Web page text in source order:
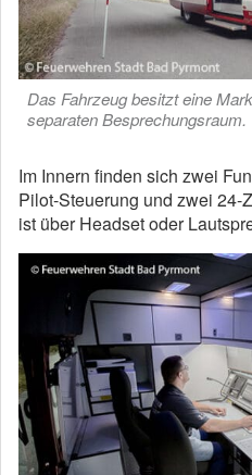
Das Fahrzeug besitzt eine
separaten Besprechungsraum.
Im Innern finden sich zwei
Pilot-Steuerung und zwei 24-
ist über Headset oder